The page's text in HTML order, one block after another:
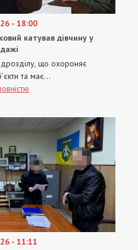
- 18:00
катував дівчину у
що охороняє
та має...
- 11:11